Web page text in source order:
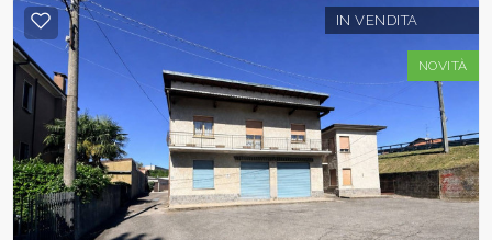
IN VENDITA
NOVITÀ